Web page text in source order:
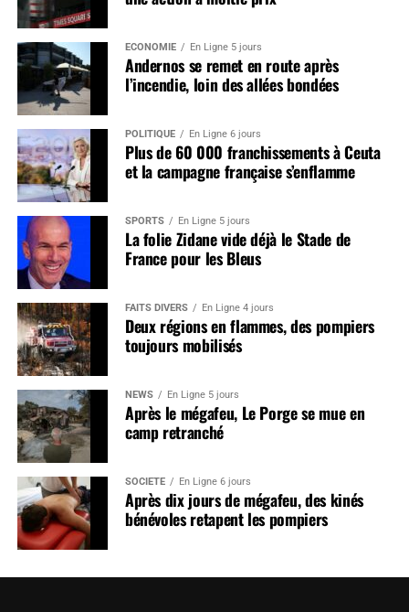
ÉCONOMIE En Ligne 5 jours
Andernos se remet en route après
l’incendie, loin des allées bondées
POLITIQUE En Ligne 6 jours
Plus de 60 000 franchissements à Ceuta
et la campagne française s’enflamme
SPORTS En Ligne 5 jours
La folie Zidane vide déjà le Stade de
France pour les Bleus
FAITS DIVERS En Ligne 4 jours
Deux régions en flammes, des pompiers
toujours mobilisés
NEWS En Ligne 5 jours
Après le mégafeu, Le Porge se mue en
camp retranché
SOCIÉTÉ En Ligne 6 jours
Après dix jours de mégafeu, des kinés
bénévoles retapent les pompiers